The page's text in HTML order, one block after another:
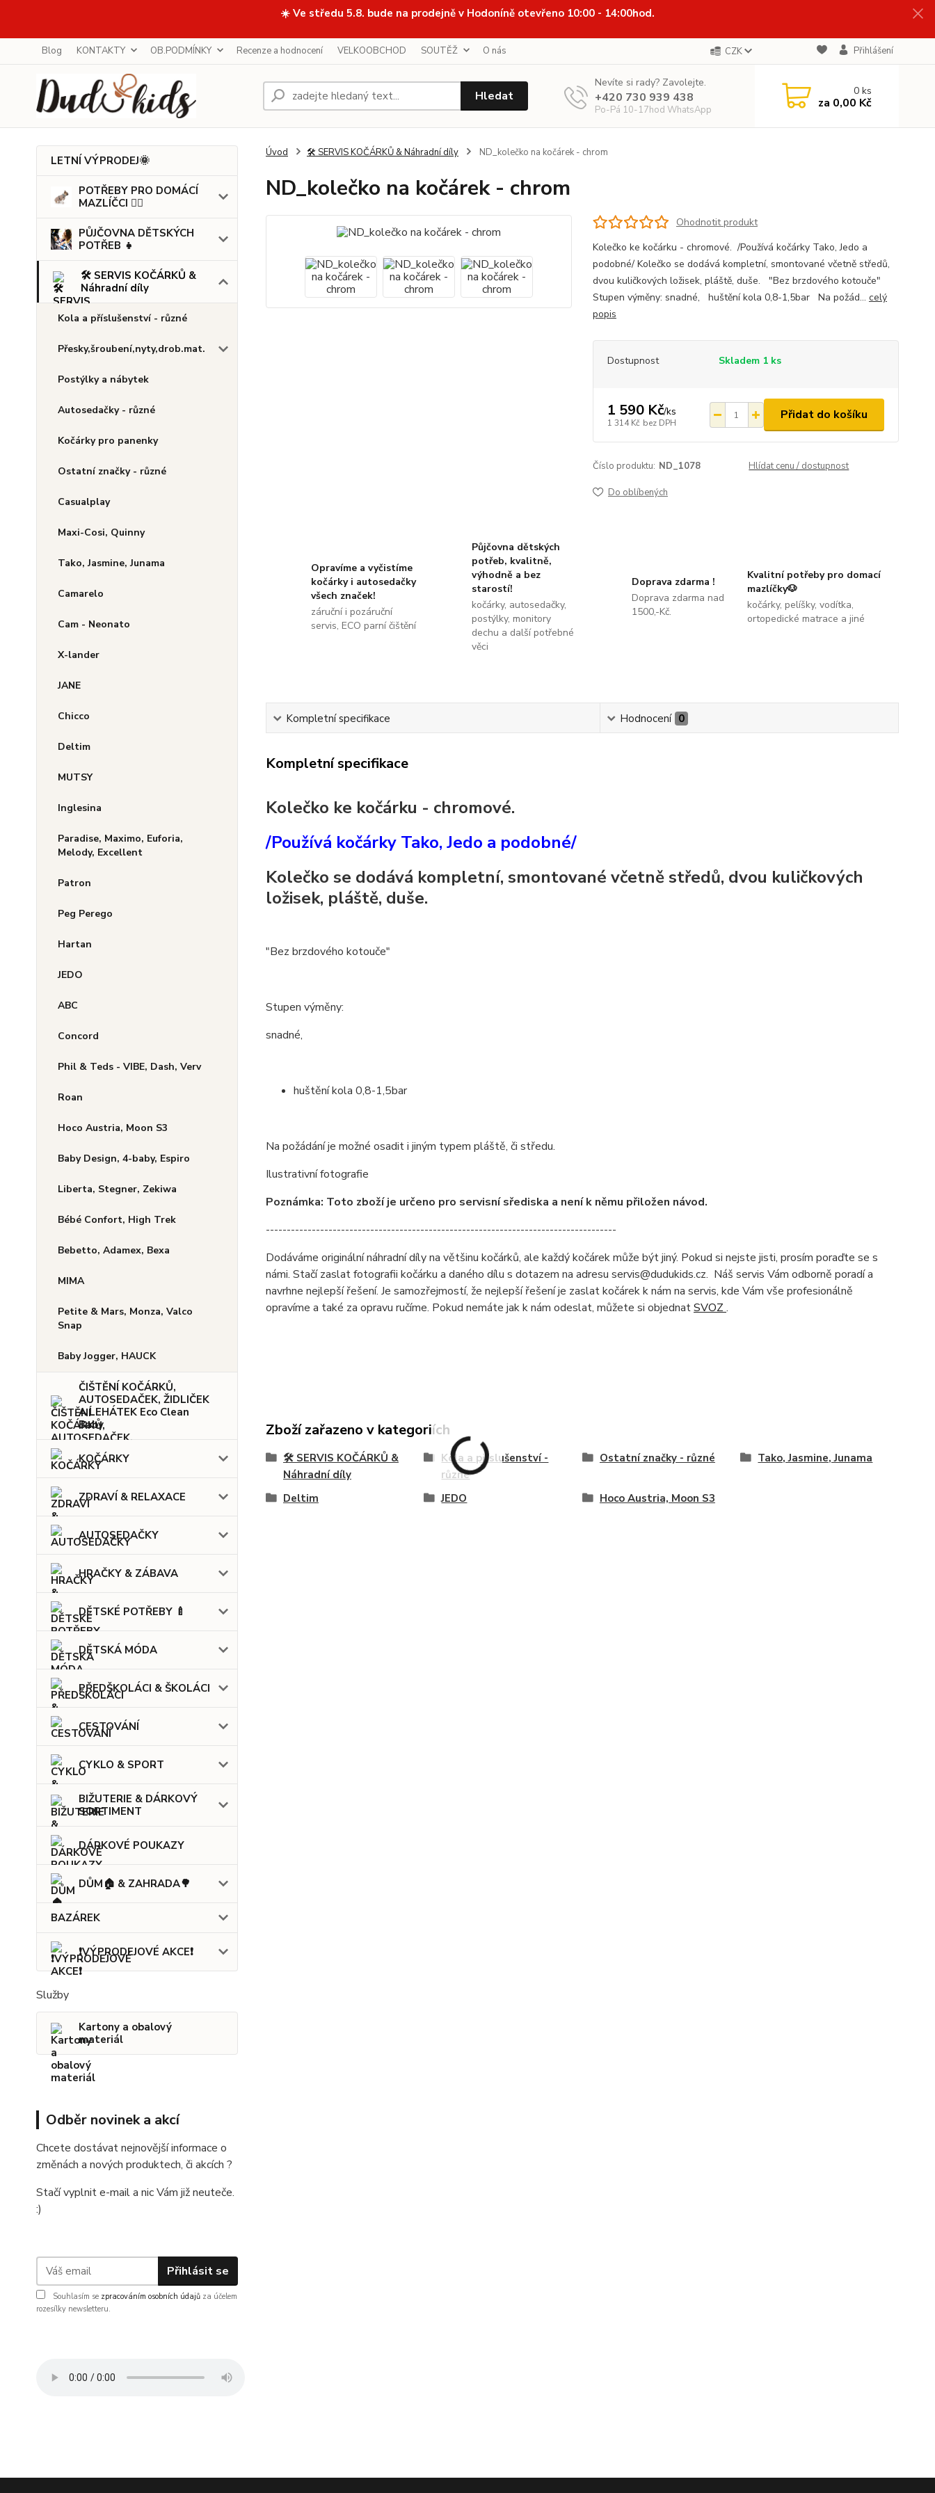
☀️ Ve středu 5.8. bude na prodejně v Hodoníně otevřeno 10:00 - 14:00hod.
Blog KONTAKTY OB.PODMÍNKY Recenze a hodnocení VELKOOBCHOD SOUTĚŽ O nás CZK Přihlášení
Hledat
Nevíte si rady? Zavolejte.
+420 730 939 438
Po-Pá 10-17hod WhatsApp
0ks
za 0,00 Kč
LETNÍ VÝPRODEJ🌞
POTŘEBY PRO DOMÁCÍ
MAZLÍČCI 🐕‍🦺
PŮJČOVNA DĚTSKÝCH
POTŘEB 👧
🛠️ SERVIS KOČÁRKŮ &
Náhradní díly
Kola a příslušenství - různé
Přesky,šroubení,nyty,drob.mat.
Postýlky a nábytek
Autosedačky - různé
Kočárky pro panenky
Ostatní značky - různé
Casualplay
Maxi-Cosi, Quinny
Tako, Jasmine, Junama
Camarelo
Cam - Neonato
X-lander
JANE
Chicco
Deltim
MUTSY
Inglesina
Paradise, Maximo, Euforia,
Melody, Excellent
Patron
Peg Perego
Hartan
JEDO
ABC
Concord
Phil & Teds - VIBE, Dash, Verv
Roan
Hoco Austria, Moon S3
Baby Design, 4-baby, Espiro
Liberta, Stegner, Zekiwa
Bébé Confort, High Trek
Bebetto, Adamex, Bexa
MIMA
Petite & Mars, Monza, Valco
Snap
Baby Jogger, HAUCK
ČIŠTĚNÍ KOČÁRKŮ,
AUTOSEDAČEK, ŽIDLIČEK
A LEHÁTEK Eco Clean
Baby
KOČÁRKY
ZDRAVÍ & RELAXACE
AUTOSEDAČKY
HRAČKY & ZÁBAVA
DĚTSKÉ POTŘEBY 🍼
DĚTSKÁ MÓDA
PŘEDŠKOLÁCI & ŠKOLÁCI
CESTOVÁNÍ
CYKLO & SPORT
BIŽUTERIE & DÁRKOVÝ
SORTIMENT
DÁRKOVÉ POUKAZY
DŮM🏠 & ZAHRADA🌳
BAZÁREK
❗VÝPRODEJOVÉ AKCE❗
Služby
Kartony a obalový
materiál
Odběr novinek a akcí
Chcete dostávat nejnovější informace o
změnách a nových produktech, či akcích ?
Stačí vyplnit e-mail a nic Vám již neuteče.
:)
Přihlásit se
Souhlasím se zpracováním osobních údajů za účelem
rozesílky newsletteru.
Úvod 🛠️ SERVIS KOČÁRKŮ & Náhradní díly ND_kolečko na kočárek - chrom
ND_kolečko na kočárek - chrom
Ohodnotit produkt
Kolečko ke kočárku - chromové. /Používá kočárky Tako, Jedo a
podobné/ Kolečko se dodává kompletní, smontované včetně středů,
dvou kuličkových ložisek, pláště, duše. "Bez brzdového kotouče"
Stupen výměny: snadné, huštění kola 0,8-1,5bar Na požád... celý
popis
Dostupnost Skladem 1 ks
1 590 Kč/ks
1 314 Kč bez DPH
Přidat do košíku
Číslo produktu: ND_1078 Hlídat cenu / dostupnost
Do oblíbených
Opravíme a vyčistíme
kočárky i autosedačky
všech značek!
záruční i pozáruční
servis, ECO parní čištění
Půjčovna dětských
potřeb, kvalitně,
výhodně a bez
starostí!
kočárky, autosedačky,
postýlky, monitory
dechu a další potřebné
věci
Doprava zdarma !
Doprava zdarma nad
1500,-Kč.
Kvalitní potřeby pro domací
mazlíčky🐶
kočárky, pelíšky, vodítka,
ortopedické matrace a jiné
Kompletní specifikace Hodnocení 0
Kompletní specifikace
Kolečko ke kočárku - chromové.
/Používá kočárky Tako, Jedo a podobné/
Kolečko se dodává kompletní, smontované včetně středů, dvou kuličkových
ložisek, pláště, duše.
"Bez brzdového kotouče"
Stupen výměny:
snadné,
huštění kola 0,8-1,5bar
Na požádání je možné osadit i jiným typem pláště, či středu.
Ilustrativní fotografie
Poznámka: Toto zboží je určeno pro servisní sřediska a není k němu přiložen návod.
------------------------------------------------------------------------------------
Dodáváme originální náhradní díly na většinu kočárků, ale každý kočárek může být jiný. Pokud si nejste jisti, prosím poraďte se s
námi. Stačí zaslat fotografii kočárku a daného dílu s dotazem na adresu servis@dudukids.cz. Náš servis Vám odborně poradí a
navrhne nejlepší řešení. Je samozřejmostí, že nejlepší řešení je zaslat kočárek k nám na servis, kde Vám vše profesionálně
opravíme a také za opravu ručíme. Pokud nemáte jak k nám odeslat, můžete si objednatSVOZ .
Zboží zařazeno v kategoriích
🛠️ SERVIS KOČÁRKŮ &
Náhradní díly
Kola a příslušenství -
různé
Ostatní značky - různé Tako, Jasmine, Junama
Deltim JEDO Hoco Austria, Moon S3